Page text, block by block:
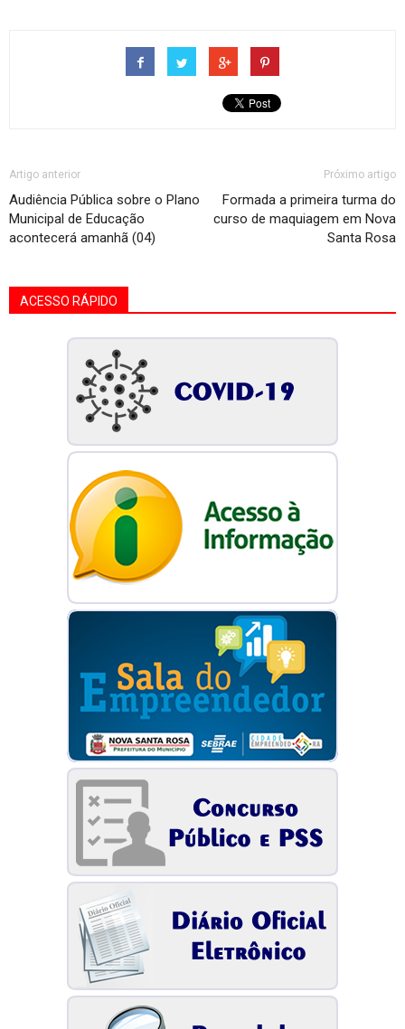
Artigo anterior
Audiência Pública sobre o Plano
Municipal de Educação
acontecerá amanhã (04)
Próximo artigo
Formada a primeira turma do
curso de maquiagem em Nova
Santa Rosa
ACESSO RÁPIDO